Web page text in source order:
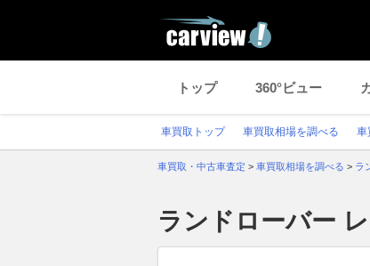
トップ 360°ビュー
車買取トップ 車買取相場を調べる 車
車買取・中古車査定 > 車買取相場を調べる > ラ
ランドローバー